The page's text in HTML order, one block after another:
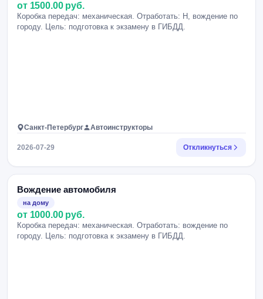
от 1500.00 руб.
Коробка передач: механическая. Отработать: Н, вождение по
городу. Цель: подготовка к экзамену в ГИБДД.
Санкт-Петербург Автоинструкторы
2026-07-29 Откликнуться
Вождение автомобиля
на дому
от 1000.00 руб.
Коробка передач: механическая. Отработать: вождение по
городу. Цель: подготовка к экзамену в ГИБДД.